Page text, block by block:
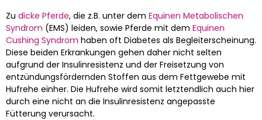
Zu dicke Pferde, die z.B. unter dem Equinen Metabolischen
Syndrom (EMS) leiden, sowie Pferde mit dem Equinen
Cushing Syndrom haben oft Diabetes als Begleiterscheinung.
Diese beiden Erkrankungen gehen daher nicht selten
aufgrund der Insulinresistenz und der Freisetzung von
entzündungsfördernden Stoffen aus dem Fettgewebe mit
Hufrehe einher. Die Hufrehe wird somit letztendlich auch hier
durch eine nicht an die Insulinresistenz angepasste
Fütterung verursacht.